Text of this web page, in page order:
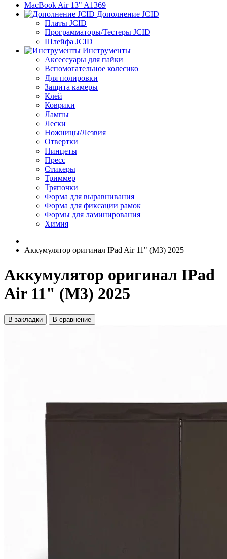
MacBook Air 13" A1369
Дополнение JCID
Платы JCID
Программаторы/Тестеры JCID
Шлейфа JCID
Инструменты
Аксессуары для пайки
Вспомогательное колесико
Для полировки
Защита камеры
Клей
Коврики
Лампы
Лески
Ножницы/Лезвия
Отвертки
Пинцеты
Пресс
Стикеры
Триммер
Тряпочки
Форма для выравнивания
Форма для фиксации рамок
Формы для ламинирования
Химия
Аккумулятор оригинал IPad Air 11" (M3) 2025
Аккумулятор оригинал IPad
Air 11" (M3) 2025
В закладки В сравнение